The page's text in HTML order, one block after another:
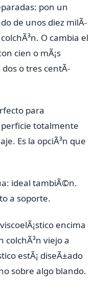
pon un
de unos diez milÃ­
O cambia el
cien o mÃ¡s
dos o tres centÃ­
para
totalmente
Es la opciÃ³n que
ideal tambiÃ©n.
a soporte.
encima
colchÃ³n viejo a
estÃ¡ diseÃ±ado
sobre algo blando.